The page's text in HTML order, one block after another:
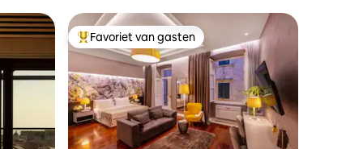
Topfavoriet van gasten
Favoriet van gasten